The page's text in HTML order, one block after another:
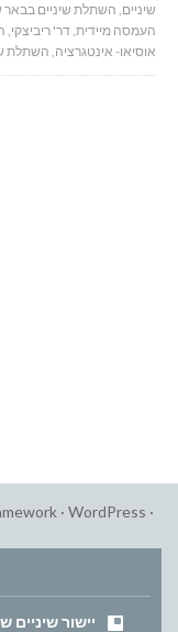
שיניים, השתלת שיניים
העמסה מיידית,דר' ריביצקי,
אוסיאו- אינטגרציה, השתלת
· WordPress ·
יישור שיניים